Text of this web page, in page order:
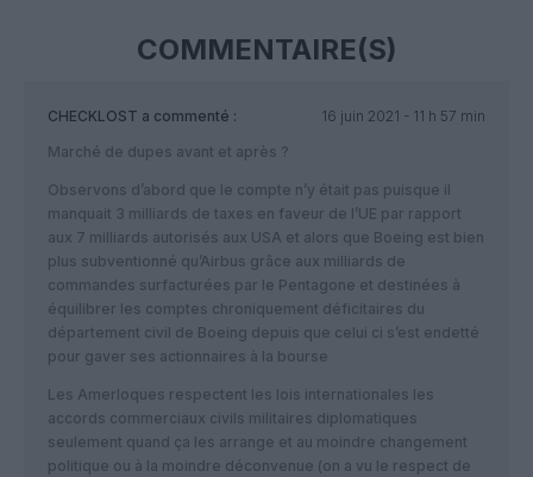
COMMENTAIRE(S)
CHECKLOST a commenté :
16 juin 2021 - 11 h 57 min
Marché de dupes avant et après ?
Observons d’abord que le compte n’y était pas puisque il
manquait 3 milliards de taxes en faveur de l’UE par rapport
aux 7 milliards autorisés aux USA et alors que Boeing est bien
plus subventionné qu’Airbus grâce aux milliards de
commandes surfacturées par le Pentagone et destinées à
équilibrer les comptes chroniquement déficitaires du
département civil de Boeing depuis que celui ci s’est endetté
pour gaver ses actionnaires à la bourse
Les Amerloques respectent les lois internationales les
accords commerciaux civils militaires diplomatiques
seulement quand ça les arrange et au moindre changement
politique ou à la moindre déconvenue (on a vu le respect de